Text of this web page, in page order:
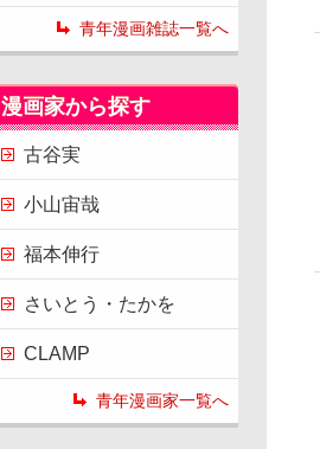
青年漫画雑誌一覧へ
漫画家から探す
古谷実
小山宙哉
福本伸行
さいとう・たかを
CLAMP
青年漫画家一覧へ